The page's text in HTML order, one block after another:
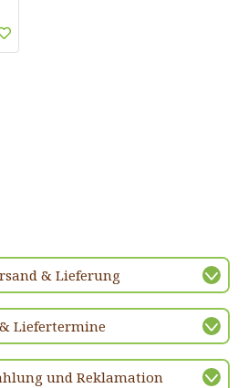
& Lieferung
Liefertermine
und Reklamation